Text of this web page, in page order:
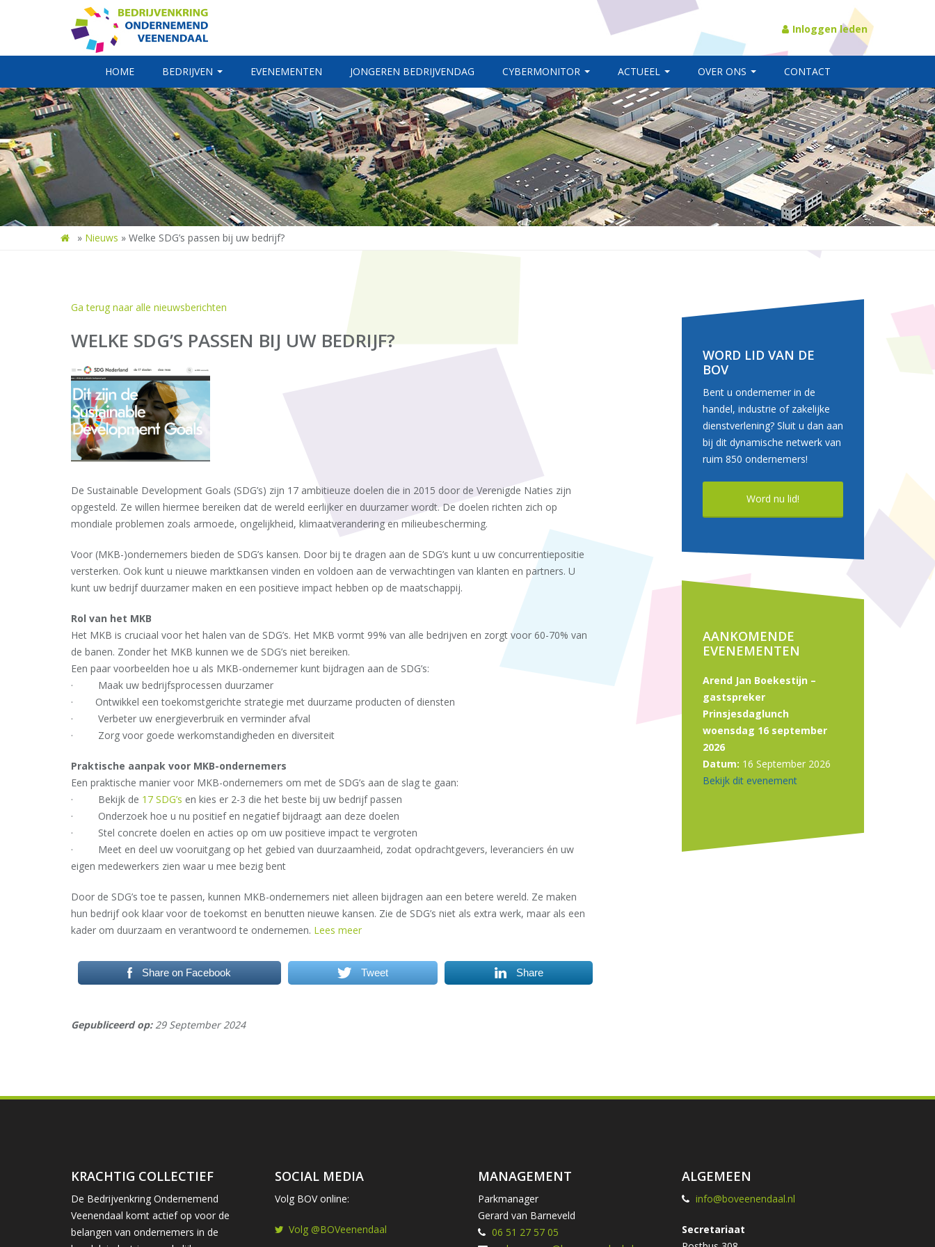
Inloggen leden
HOME BEDRIJVEN EVENEMENTEN JONGEREN BEDRIJVENDAG CYBERMONITOR ACTUEEL OVER ONS CONTACT
» Nieuws » Welke SDG’s passen bij uw bedrijf?
Ga terug naar alle nieuwsberichten
WELKE SDG’S PASSEN BIJ UW BEDRIJF?
De Sustainable Development Goals (SDG’s) zijn 17 ambitieuze doelen die in 2015 door de Verenigde Naties zijn
opgesteld. Ze willen hiermee bereiken dat de wereld eerlijker en duurzamer wordt. De doelen richten zich op
mondiale problemen zoals armoede, ongelijkheid, klimaatverandering en milieubescherming.
Voor (MKB-)ondernemers bieden de SDG’s kansen. Door bij te dragen aan de SDG’s kunt u uw concurrentiepositie
versterken. Ook kunt u nieuwe marktkansen vinden en voldoen aan de verwachtingen van klanten en partners. U
kunt uw bedrijf duurzamer maken en een positieve impact hebben op de maatschappij.
Rol van het MKB
Het MKB is cruciaal voor het halen van de SDG’s. Het MKB vormt 99% van alle bedrijven en zorgt voor 60-70% van
de banen. Zonder het MKB kunnen we de SDG’s niet bereiken.
Een paar voorbeelden hoe u als MKB-ondernemer kunt bijdragen aan de SDG’s:
· Maak uw bedrijfsprocessen duurzamer
· Ontwikkel een toekomstgerichte strategie met duurzame producten of diensten
· Verbeter uw energieverbruik en verminder afval
· Zorg voor goede werkomstandigheden en diversiteit
Praktische aanpak voor MKB-ondernemers
Een praktische manier voor MKB-ondernemers om met de SDG’s aan de slag te gaan:
· Bekijk de 17 SDG’s en kies er 2-3 die het beste bij uw bedrijf passen
· Onderzoek hoe u nu positief en negatief bijdraagt aan deze doelen
· Stel concrete doelen en acties op om uw positieve impact te vergroten
· Meet en deel uw vooruitgang op het gebied van duurzaamheid, zodat opdrachtgevers, leveranciers én uw
eigen medewerkers zien waar u mee bezig bent
Door de SDG’s toe te passen, kunnen MKB-ondernemers niet alleen bijdragen aan een betere wereld. Ze maken
hun bedrijf ook klaar voor de toekomst en benutten nieuwe kansen. Zie de SDG’s niet als extra werk, maar als een
kader om duurzaam en verantwoord te ondernemen. Lees meer
Share on Facebook Tweet Share
Gepubliceerd op:29 September 2024
WORD LID VAN DE
BOV
Bent u ondernemer in de
handel, industrie of zakelijke
dienstverlening? Sluit u dan aan
bij dit dynamische netwerk van
ruim 850 ondernemers!
Word nu lid!
AANKOMENDE
EVENEMENTEN
Arend Jan Boekestijn –
gastspreker
Prinsjesdaglunch
woensdag 16 september
2026
Datum: 16 September 2026
Bekijk dit evenement
KRACHTIG COLLECTIEF
De Bedrijvenkring Ondernemend
Veenendaal komt actief op voor de
belangen van ondernemers in de
SOCIAL MEDIA
Volg BOV online:
Volg @BOVeenendaal
MANAGEMENT
Parkmanager
Gerard van Barneveld
06 51 27 57 05
ALGEMEEN
info@boveenendaal.nl
Secretariaat